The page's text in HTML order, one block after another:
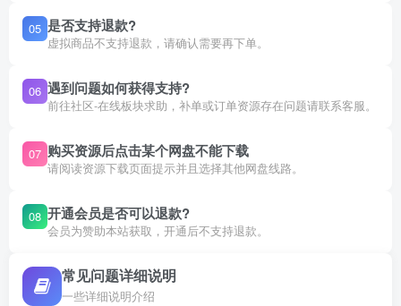
05 是否支持退款?
虚拟商品不支持退款，请确认需要再下单。
06 遇到问题如何获得支持?
前往社区-在线板块求助，补单或订单资源存在问题请联系客服。
07 购买资源后点击某个网盘不能下载
请阅读资源下载页面提示并且选择其他网盘线路。
08 开通会员是否可以退款?
会员为赞助本站获取，开通后不支持退款。
常见问题详细说明
一些详细说明介绍